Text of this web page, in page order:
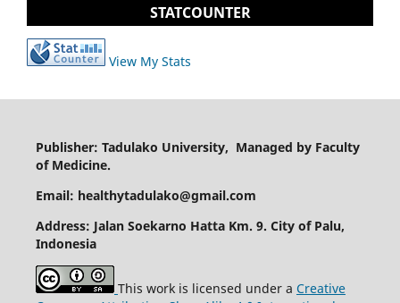
STATCOUNTER
View My Stats
Publisher: Tadulako University, Managed by Faculty
of Medicine.
Email: healthytadulako@gmail.com
Address: Jalan Soekarno Hatta Km. 9. City of Palu,
Indonesia
This work is licensed under a Creative